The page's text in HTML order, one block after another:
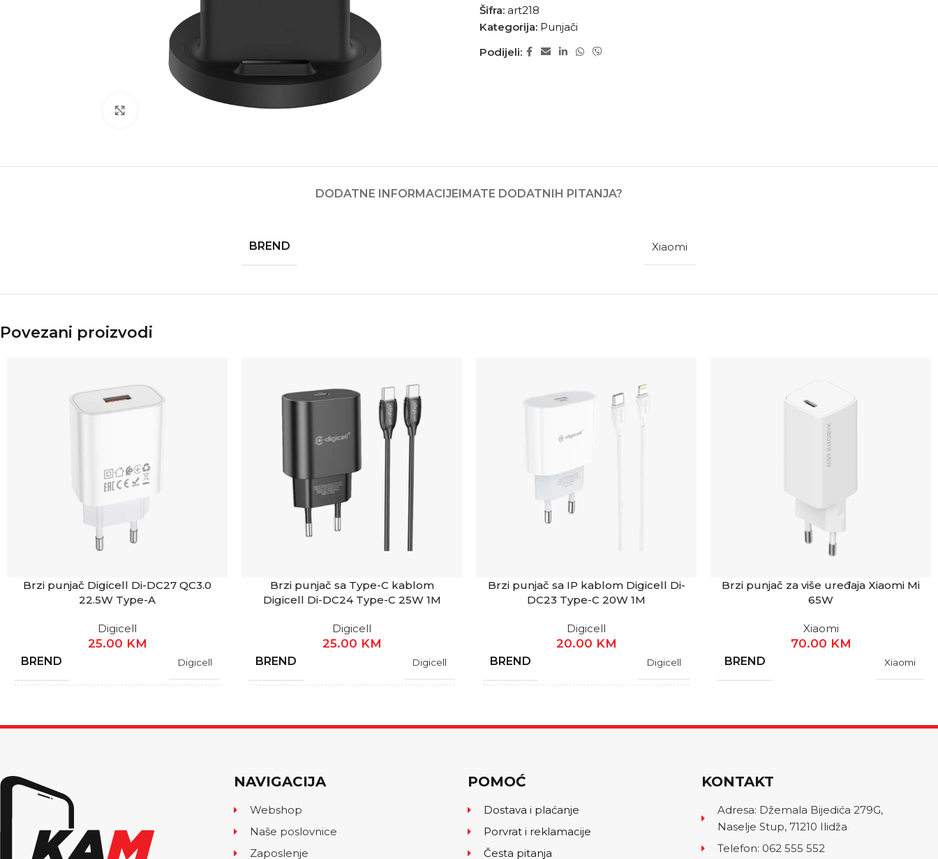
Kliknite za povećanje
Šifra: art218
Kategorija: Punjači
Podijeli:
DODATNE INFORMACIJEIMATE DODATNIH PITANJA?
BREND Xiaomi
Povezani proizvodi
Brzi punjač Digicell Di-DC27 QC3.0
22.5W Type-A
Digicell
25.00 KM
BREND Digicell
TIP
IZLAZ ADAPTERA
Brzi punjač sa Type-C kablom
Digicell Di-DC24 Type-C 25W 1M
Digicell
25.00 KM
BREND Digicell
Brzi punjač sa IP kablom Digicell Di-
DC23 Type-C 20W 1M
Digicell
20.00 KM
BREND Digicell
Brzi punjač za više uređaja Xiaomi Mi
65W
Xiaomi
70.00 KM
BREND Xiaomi
NAVIGACIJA
Webshop
Naše poslovnice
Zaposlenje
POMOĆ
Dostava i plaćanje
Porvrat i reklamacije
Česta pitanja
KONTAKT
Adresa: Džemala Bijedića 279G,
Naselje Stup, 71210 Ilidža
Telefon: 062 555 552